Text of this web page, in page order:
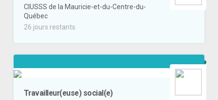
CIUSSS de la Mauricie-et-du-Centre-du-
Québec
26 jours restants
Travailleur(euse) social(e)